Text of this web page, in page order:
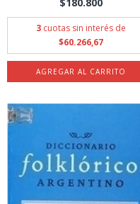
3 cuotas sin interés de
$60.266,67